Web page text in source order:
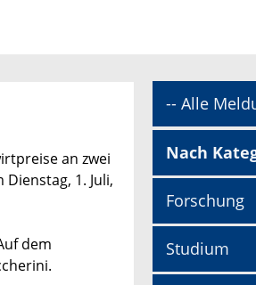
an zwei
1. Juli,
dem
-- Alle
Nach
Forschung
Studium